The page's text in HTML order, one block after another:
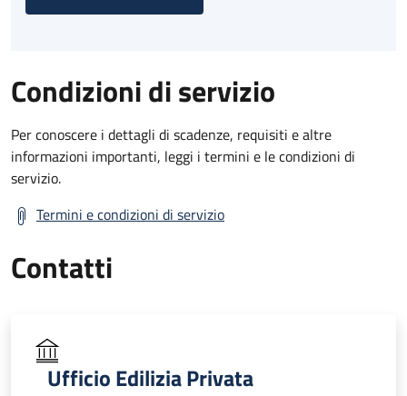
Condizioni di servizio
Per conoscere i dettagli di scadenze, requisiti e altre
informazioni importanti, leggi i termini e le condizioni di
servizio.
Termini e condizioni di servizio
Contatti
Ufficio Edilizia Privata